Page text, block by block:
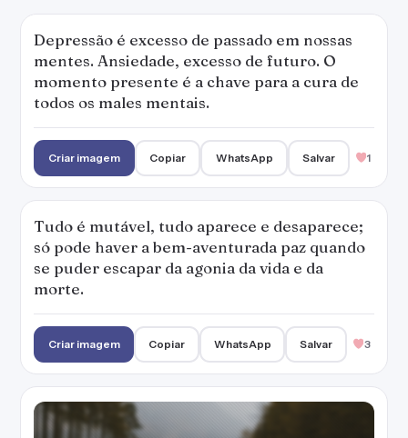
Depressão é excesso de passado em nossas
mentes. Ansiedade, excesso de futuro. O
momento presente é a chave para a cura de
todos os males mentais.
Criar imagem Copiar WhatsApp Salvar 1
Tudo é mutável, tudo aparece e desaparece;
só pode haver a bem-aventurada paz quando
se puder escapar da agonia da vida e da
morte.
Criar imagem Copiar WhatsApp Salvar 3